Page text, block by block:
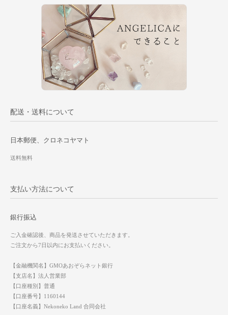
配送・送料について
日本郵便、クロネコヤマト
送料無料
支払い方法について
銀行振込
ご入金確認後、商品を発送させていただきます。
ご注文から7日以内にお支払いください。
【金融機関名】GMOあおぞらネット銀行
【支店名】法人営業部
【口座種別】普通
【口座番号】1160144
【口座名義】Nekoneko Land 合同会社